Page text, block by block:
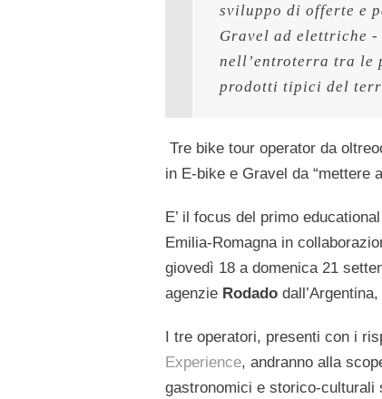
sviluppo di offerte e
Gravel ad elettriche
nell’entroterra tra le
prodotti tipici del
Tre bike tour operator da
in E-bike e Gravel da “mettere
E’ il focus del primo
Emilia-Romagna in
giovedì 18 a domenica 21
agenzie Rodado dall’Argentina,
I tre operatori, presenti con i
Experience, andranno alla
gastronomici e storico-